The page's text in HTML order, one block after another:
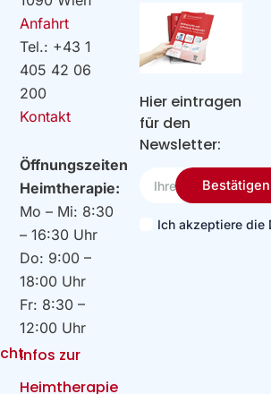
Anfahrt
Tel.: +43 1
405 42 06
200
Kontakt
Öffnungszeiten
Heimtherapie:
Mo – Mi: 8:30
– 16:30 Uhr
Do: 9:00 –
18:00 Uhr
Fr: 8:30 –
12:00 Uhr
Infos zur
Heimtherapie
Hier eintragen
für den
Newsletter:
Email
Ich akzeptiere die
Bestätigen